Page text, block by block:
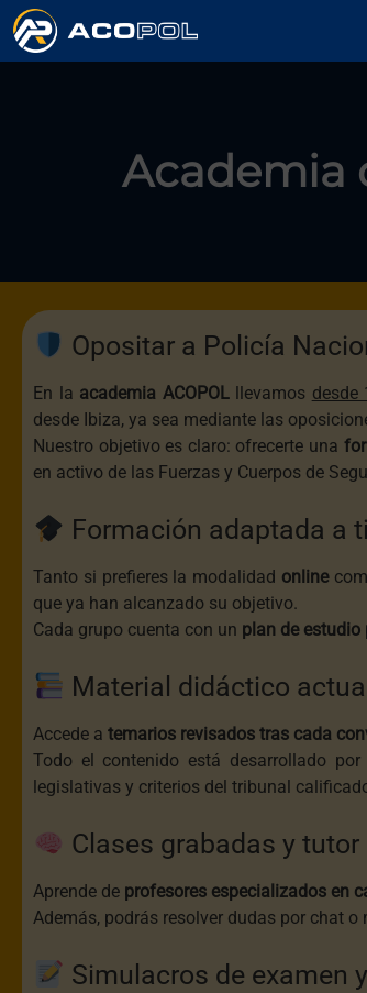
Academia
Opositar a Policía
En la academia ACOPOL llevamos desde
desde Ibiza, ya sea mediante las
Nuestro objetivo es claro: ofrecerte una
en activo de las Fuerzas y Cuerpos de
Formación adaptada a ti
Tanto si prefieres la modalidad online
que ya han alcanzado su objetivo.
Cada grupo cuenta con un plan de
Material didáctico
Accede a temarios revisados tras cada
Todo el contenido está desarrollado
legislativas y criterios del tribunal
Clases grabadas y tutor
Aprende de profesores especializados en
Además, podrás resolver dudas por chat o
Simulacros de examen